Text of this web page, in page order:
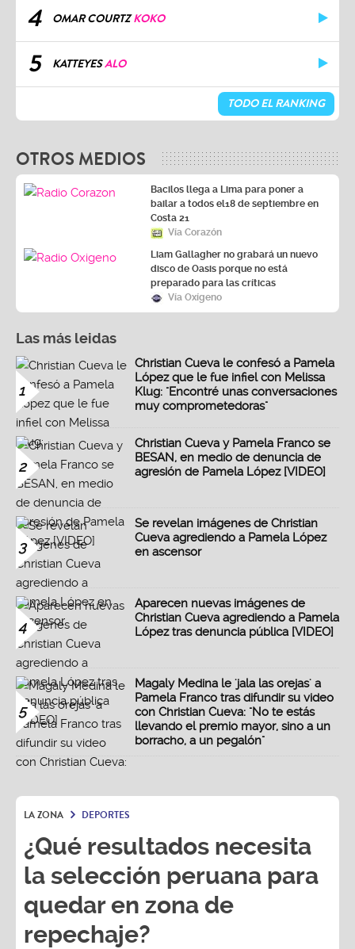
4 OMAR COURTZKOKO
5 KATTEYESALO
TODO EL RANKING
OTROS MEDIOS
Bacilos llega a Lima para poner a
bailar a todos el18 de septiembre en
Costa 21
Vía Corazón
Liam Gallagher no grabará un nuevo
disco de Oasis porque no está
preparado para las críticas
Vía Oxígeno
Las más leidas
1
Christian Cueva le confesó a Pamela
López que le fue infiel con Melissa
Klug: "Encontré unas conversaciones
muy comprometedoras"
2
Christian Cueva y Pamela Franco se
BESAN, en medio de denuncia de
agresión de Pamela López [VIDEO]
3
Se revelan imágenes de Christian
Cueva agrediendo a Pamela López
en ascensor
4
Aparecen nuevas imágenes de
Christian Cueva agrediendo a Pamela
López tras denuncia pública [VIDEO]
5
Magaly Medina le 'jala las orejas' a
Pamela Franco tras difundir su video
con Christian Cueva: "No te estás
llevando el premio mayor, sino a un
borracho, a un pegalón"
LA ZONA DEPORTES
¿Qué resultados necesita
la selección peruana para
quedar en zona de
repechaje?